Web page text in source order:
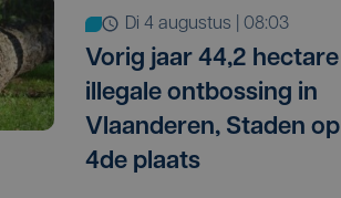
di 4 augustus | 08:03
Vorig jaar 44,2 hectare
illegale ontbossing in
Vlaanderen, Staden op
4de plaats